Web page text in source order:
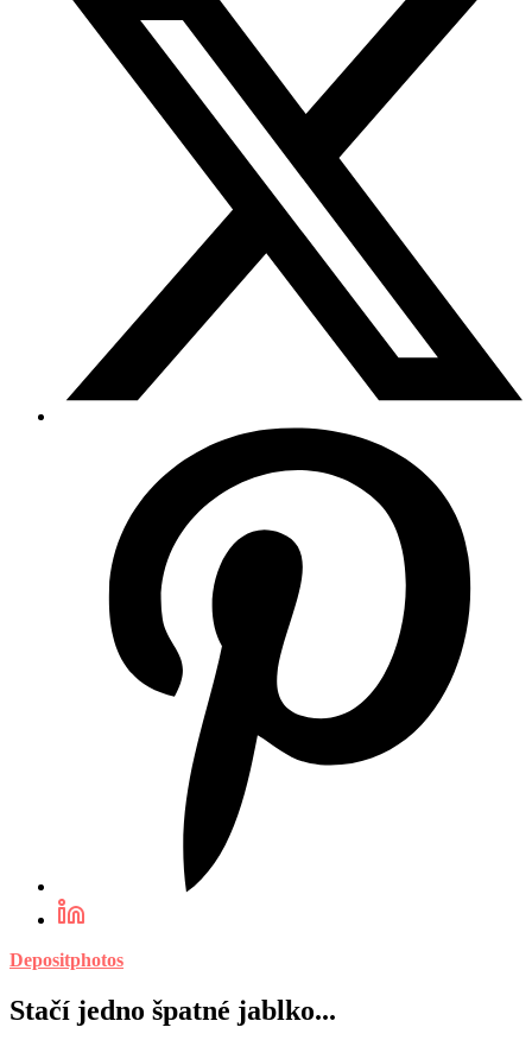
Depositphotos
Stačí jedno špatné jablko...